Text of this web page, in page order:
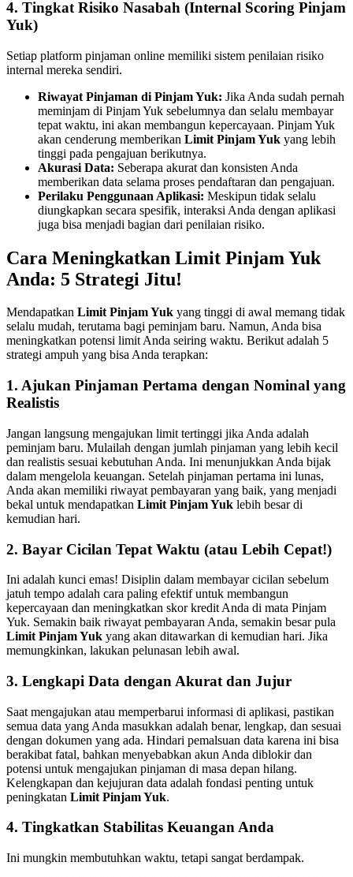
4. Tingkat Risiko Nasabah (Internal Scoring Pinjam
Yuk)
Setiap platform pinjaman online memiliki sistem penilaian risiko
internal mereka sendiri.
Riwayat Pinjaman di Pinjam Yuk: Jika Anda sudah pernah
meminjam di Pinjam Yuk sebelumnya dan selalu membayar
tepat waktu, ini akan membangun kepercayaan. Pinjam Yuk
akan cenderung memberikan Limit Pinjam Yuk yang lebih
tinggi pada pengajuan berikutnya.
Akurasi Data: Seberapa akurat dan konsisten Anda
memberikan data selama proses pendaftaran dan pengajuan.
Perilaku Penggunaan Aplikasi: Meskipun tidak selalu
diungkapkan secara spesifik, interaksi Anda dengan aplikasi
juga bisa menjadi bagian dari penilaian risiko.
Cara Meningkatkan Limit Pinjam Yuk
Anda: 5 Strategi Jitu!
Mendapatkan Limit Pinjam Yuk yang tinggi di awal memang tidak
selalu mudah, terutama bagi peminjam baru. Namun, Anda bisa
meningkatkan potensi limit Anda seiring waktu. Berikut adalah 5
strategi ampuh yang bisa Anda terapkan:
1. Ajukan Pinjaman Pertama dengan Nominal yang
Realistis
Jangan langsung mengajukan limit tertinggi jika Anda adalah
peminjam baru. Mulailah dengan jumlah pinjaman yang lebih kecil
dan realistis sesuai kebutuhan Anda. Ini menunjukkan Anda bijak
dalam mengelola keuangan. Setelah pinjaman pertama ini lunas,
Anda akan memiliki riwayat pembayaran yang baik, yang menjadi
bekal untuk mendapatkan Limit Pinjam Yuk lebih besar di
kemudian hari.
2. Bayar Cicilan Tepat Waktu (atau Lebih Cepat!)
Ini adalah kunci emas! Disiplin dalam membayar cicilan sebelum
jatuh tempo adalah cara paling efektif untuk membangun
kepercayaan dan meningkatkan skor kredit Anda di mata Pinjam
Yuk. Semakin baik riwayat pembayaran Anda, semakin besar pula
Limit Pinjam Yuk yang akan ditawarkan di kemudian hari. Jika
memungkinkan, lakukan pelunasan lebih awal.
3. Lengkapi Data dengan Akurat dan Jujur
Saat mengajukan atau memperbarui informasi di aplikasi, pastikan
semua data yang Anda masukkan adalah benar, lengkap, dan sesuai
dengan dokumen yang ada. Hindari pemalsuan data karena ini bisa
berakibat fatal, bahkan menyebabkan akun Anda diblokir dan
potensi untuk mengajukan pinjaman di masa depan hilang.
Kelengkapan dan kejujuran data adalah fondasi penting untuk
peningkatan Limit Pinjam Yuk.
4. Tingkatkan Stabilitas Keuangan Anda
Ini mungkin membutuhkan waktu, tetapi sangat berdampak.